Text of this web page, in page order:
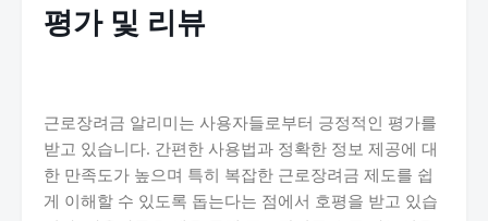
평가 및 리뷰
근로장려금 알리미는 사용자들로부터 긍정적인 평가를
받고 있습니다. 간편한 사용법과 정확한 정보 제공에 대
한 만족도가 높으며 특히 복잡한 근로장려금 제도를 쉽
게 이해할 수 있도록 돕는다는 점에서 호평을 받고 있습